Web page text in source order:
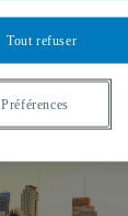
Tout refuser
Préférences